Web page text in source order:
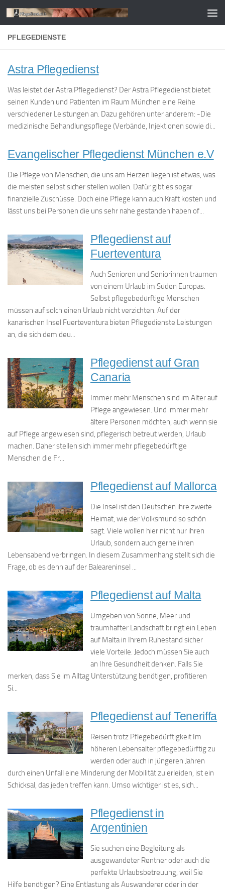
Zum Inhalt springen
PFLEGEDIENSTE
Astra Pflegedienst
Was leistet der Astra Pflegedienst? Der Astra Pflegedienst bietet
seinen Kunden und Patienten im Raum München eine Reihe
verschiedener Leistungen an. Dazu gehören unter anderem: -Die
medizinische Behandlungspflege (Verbände, Injektionen sowie di...
Evangelischer Pflegedienst München e.V
Die Pflege von Menschen, die uns am Herzen liegen ist etwas, was
die meisten selbst sicher stellen wollen. Dafür gibt es sogar
finanzielle Zuschüsse. Doch eine Pflege kann auch Kraft kosten und
lässt uns bei Personen die uns sehr nahe gestanden haben of...
Pflegedienst auf
Fuerteventura
Auch Senioren und Seniorinnen träumen
von einem Urlaub im Süden Europas.
Selbst pflegebedürftige Menschen
müssen auf solch einen Urlaub nicht verzichten. Auf der
kanarischen Insel Fuerteventura bieten Pflegedienste Leistungen
an, die sich dem deu...
Pflegedienst auf Gran
Canaria
Immer mehr Menschen sind im Alter auf
Pflege angewiesen. Und immer mehr
ältere Personen möchten, auch wenn sie
auf Pflege angewiesen sind, pflegerisch betreut werden, Urlaub
machen. Daher stellen sich immer mehr pflegebedürftige
Menschen die Fr...
Pflegedienst auf Mallorca
Die Insel ist den Deutschen ihre zweite
Heimat, wie der Volksmund so schön
sagt. Viele wollen hier nicht nur ihren
Urlaub, sondern auch gerne ihren
Lebensabend verbringen. In diesem Zusammenhang stellt sich die
Frage, ob es denn auf der Baleareninsel ...
Pflegedienst auf Malta
Umgeben von Sonne, Meer und
traumhafter Landschaft bringt ein Leben
auf Malta in Ihrem Ruhestand sicher
viele Vorteile. Jedoch müssen Sie auch
an Ihre Gesundheit denken. Falls Sie
merken, dass Sie im Alltag Unterstützung benötigen, profitieren
Si...
Pflegedienst auf Teneriffa
Reisen trotz Pflegebedürftigkeit Im
höheren Lebensalter pflegebedürftig zu
werden oder auch in jüngeren Jahren
durch einen Unfall eine Minderung der Mobilität zu erleiden, ist ein
Schicksal, das jeden treffen kann. Umso wichtiger ist es, sich...
Pflegedienst in
Argentinien
Sie suchen eine Begleitung als
ausgewandeter Rentner oder auch die
perfekte Urlaubsbetreuung, weil Sie
Hilfe benötigen? Eine Entlastung als Auswanderer oder in der